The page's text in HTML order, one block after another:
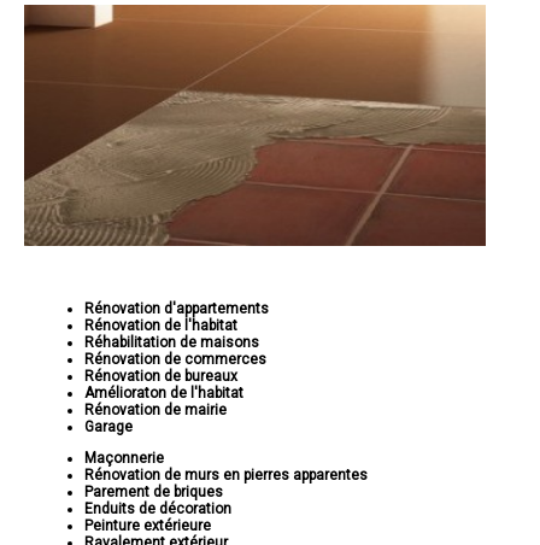
Rénovation d'appartements
Rénovation de l'habitat
Réhabilitation de maisons
Rénovation de commerces
Rénovation de bureaux
Amélioraton de l'habitat
Rénovation de mairie
Garage
Maçonnerie
Rénovation de murs en pierres apparentes
Parement de briques
Enduits de décoration
Peinture extérieure